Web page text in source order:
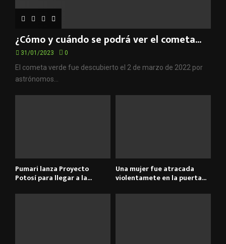
¿Cómo y cuándo se podrá ver el cometa...
31/01/2023 0
El cometa verde fue descubierto el 2 de marzo de 2022 por
astrónomos...
Pumari lanza Proyecto
Potosí para llegar a la...
Una mujer fue atracada
violentamete en la puerta...